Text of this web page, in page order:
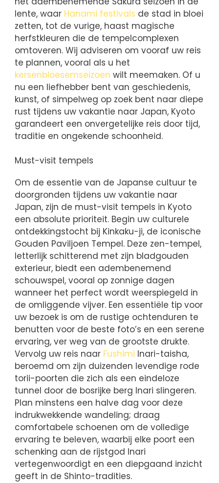
lente, waar Hanami festivals de stad in bloei
zetten, tot de vurige, haast magische
herfstkleuren die de tempelcomplexen
omtoveren. Wij adviseren om vooraf uw reis
te plannen, vooral als u het
kersenbloesemseizoen wilt meemaken. Of u
nu een liefhebber bent van geschiedenis,
kunst, of simpelweg op zoek bent naar diepe
rust tijdens uw vakantie naar Japan, Kyoto
garandeert een onvergetelijke reis door tijd,
traditie en ongekende schoonheid.
Must-visit tempels
Om de essentie van de Japanse cultuur te
doorgronden tijdens uw vakantie naar
Japan, zijn de must-visit tempels in Kyoto
een absolute prioriteit. Begin uw culturele
ontdekkingstocht bij Kinkaku-ji, de iconische
Gouden Paviljoen Tempel. Deze zen-tempel,
letterlijk schitterend met zijn bladgouden
exterieur, biedt een adembenemend
schouwspel, vooral op zonnige dagen
wanneer het perfect wordt weerspiegeld in
de omliggende vijver. Een essentiële tip voor
uw bezoek is om de rustige ochtenduren te
benutten voor de beste foto’s en een serene
ervaring, ver weg van de grootste drukte.
Vervolg uw reis naar Fushimi Inari-taisha,
beroemd om zijn duizenden levendige rode
torii-poorten die zich als een eindeloze
tunnel door de bosrijke berg Inari slingeren.
Plan minstens een halve dag voor deze
indrukwekkende wandeling; draag
comfortabele schoenen om de volledige
ervaring te beleven, waarbij elke poort een
schenking aan de rijstgod Inari
vertegenwoordigt en een diepgaand inzicht
geeft in de Shinto-tradities.